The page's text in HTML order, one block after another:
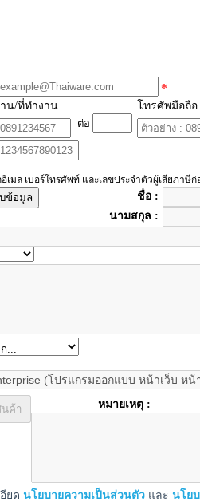
*
น/ที่ทำงาน
ต่อ
โทรศัพมือถือ
เมล เบอร์โทรศัพท์ และเลขประจำตัวผู้เสียภาษีก่
ข้อมูล ชื่อ :
นามสกุล :
นค้า หมายเหตุ :
ยด นโยบายความเป็นส่วนตัว และ นโย